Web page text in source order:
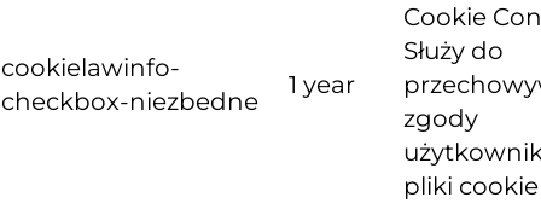
cookielawinfo-
checkbox-niezbedne
1 year
Cookie
Służy do
zgody
pliki